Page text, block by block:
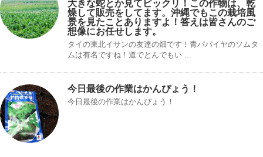
大きな蛇とか見てビックリ！この作物は、乾
燥して販売をしてます。沖縄でもこの栽培風
景を見たことありますよ！答えは皆さんのご
想像にお任せします。
タイの東北イサンの友達の畑です！青パパイヤのソムタ
ムは有名ですね！道でとんでもい ...
今日最後の作業はかんぴょう！
今日最後の作業はかんぴょう！